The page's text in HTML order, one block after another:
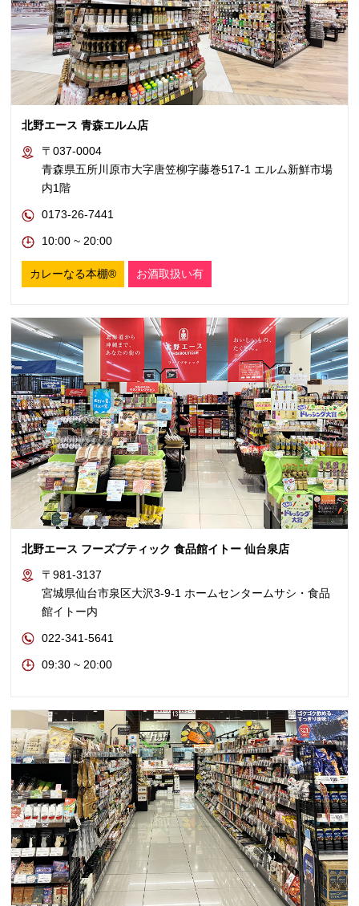
北野エース 青森エルム店
〒037-0004
青森県五所川原市大字唐笠柳字藤巻517-1 エルム新鮮市場
内1階
0173-26-7441
10:00 ~ 20:00
カレーなる本棚® お酒取扱い有
北野エース フーズブティック 食品館イトー 仙台泉店
〒981-3137
宮城県仙台市泉区大沢3-9-1 ホームセンタームサシ・食品
館イトー内
022-341-5641
09:30 ~ 20:00